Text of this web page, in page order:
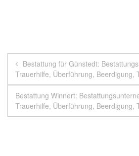
Beitragsnavigation
Bestattung für Günstedt:
Trauerhilfe, Überführung, Beerdigung,
Bestattung Winnert:
Trauerhilfe, Überführung, Beerdigung,